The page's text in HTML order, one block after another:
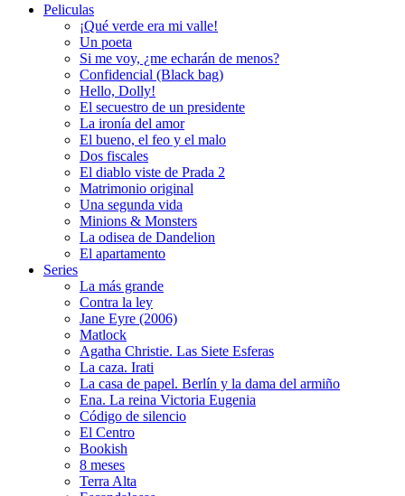
Peliculas
¡Qué verde era mi valle!
Un poeta
Si me voy, ¿me echarán de menos?
Confidencial (Black bag)
Hello, Dolly!
El secuestro de un presidente
La ironía del amor
El bueno, el feo y el malo
Dos fiscales
El diablo viste de Prada 2
Matrimonio original
Una segunda vida
Minions & Monsters
La odisea de Dandelion
El apartamento
Series
La más grande
Contra la ley
Jane Eyre (2006)
Matlock
Agatha Christie. Las Siete Esferas
La caza. Irati
La casa de papel. Berlín y la dama del armiño
Ena. La reina Victoria Eugenia
Código de silencio
El Centro
Bookish
8 meses
Terra Alta